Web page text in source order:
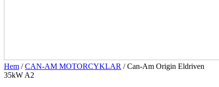
Hem /CAN-AM MOTORCYKLAR / Can-Am Origin Eldriven
35kW A2